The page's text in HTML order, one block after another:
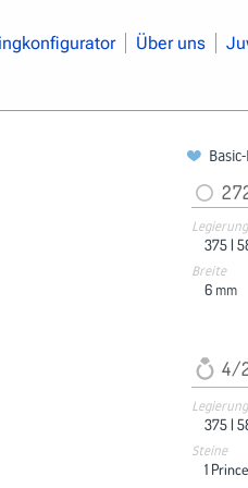
Über uns
Legierung
375 |
Breite
6 mm
4/
Legierung
375 |
Steine
1